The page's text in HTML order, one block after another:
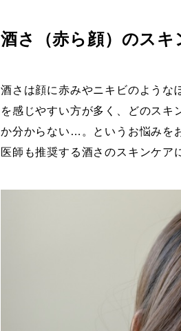
酒さ（赤ら顔）のスキ
酒さは顔に赤みやニキビのような
を感じやすい方が多く、どのス
か分からない…。というお悩みを
医師も推奨する酒さのスキンケア